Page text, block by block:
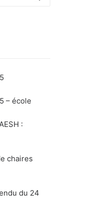
– école
:
chaires
du 24